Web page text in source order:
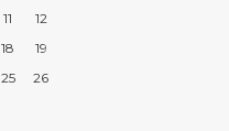
11
12
18
19
25
26